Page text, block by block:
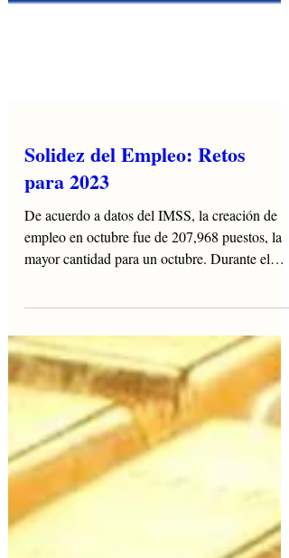
Solidez del Empleo: Retos
para 2023
De acuerdo a datos del IMSS, la creación de
empleo en octubre fue de 207,968 puestos, la
mayor cantidad para un octubre. Durante el
mes...